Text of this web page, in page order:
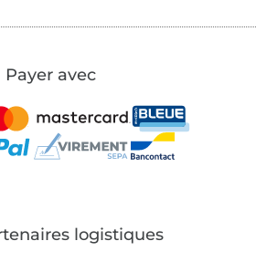
Payer avec
logistiques